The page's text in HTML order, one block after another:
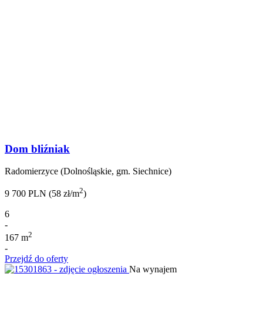
Dom bliźniak
Radomierzyce (Dolnośląskie, gm. Siechnice)
9 700 PLN (58 zł/m2)
6
-
167 m2
-
Przejdź do oferty
Na wynajem